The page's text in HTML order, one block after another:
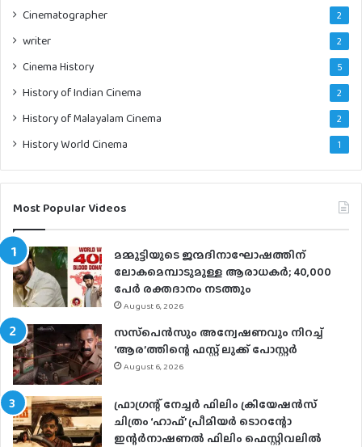
Cinematographer 2
writer 2
Cinema History 5
History of Indian Cinema 2
History of Malayalam Cinema 2
History World Cinema 1
Most Popular Videos
മമ്മൂട്ടിയുടെ ജന്മദിനാഘോഷത്തിന്
ലോകമെമ്പാടുമുള്ള ആരാധകര്‍; 40,000
പേര്‍ രക്തദാനം നടത്തും
August 6, 2026
സസ്‌പെന്‍സും അന്വേഷണവും നിറച്ച്
‘ആര’ത്തിന്റെ ഫസ്റ്റ് ലുക്ക് പോസ്റ്റര്‍
August 6, 2026
ഫ്രാഗ്രന്റ് നേച്ചര്‍ ഫിലിം ക്രിയേഷന്‍സ്
ചിത്രം ‘ഹാഫ്’ പ്രീമിയര്‍ ടൊറന്റോ
ഇന്റര്‍നാഷണല്‍ ഫിലിം ഫെസ്റ്റിവലില്‍